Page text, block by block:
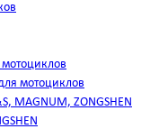
мотоциклов
мотоциклов
MAGNUM, ZONGSHEN